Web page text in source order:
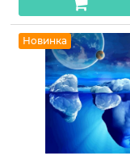
OSR1014
Новинка